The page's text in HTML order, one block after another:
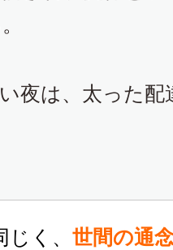
夜は、太った配
く、 世間の通